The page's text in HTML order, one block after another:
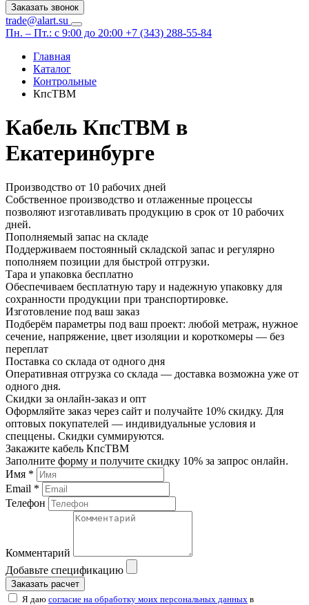
Заказать звонок
trade@alart.su
Пн. – Пт.: с 9:00 до 20:00 +7 (343) 288-55-84
Главная
Каталог
Контрольные
КпсТВМ
Кабель КпсТВМ в
Екатеринбурге
Производство от 10 рабочих дней
Собственное производство и отлаженные процессы
позволяют изготавливать продукцию в срок от 10 рабочих
дней.
Пополняемый запас на складе
Поддерживаем постоянный складской запас и регулярно
пополняем позиции для быстрой отгрузки.
Тара и упаковка бесплатно
Обеспечиваем бесплатную тару и надежную упаковку для
сохранности продукции при транспортировке.
Изготовление под ваш заказ
Подберём параметры под ваш проект: любой метраж, нужное
сечение, напряжение, цвет изоляции и короткомеры — без
переплат
Поставка со склада от одного дня
Оперативная отгрузка со склада — доставка возможна уже от
одного дня.
Скидки за онлайн-заказ и опт
Оформляйте заказ через сайт и получайте 10% скидку. Для
оптовых покупателей — индивидуальные условия и
спеццены. Скидки суммируются.
Закажите кабель КпсТВМ
Заполните форму и получите скидку 10% за запрос онлайн.
Имя *
Email *
Телефон
Комментарий
Добавьте спецификацию
Заказать расчет
Я даю согласие на обработку моих персональных данных в